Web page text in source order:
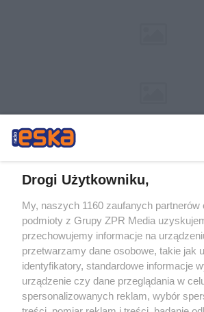
Żaden utwór zamieszczony w serwisie nie może
rozpowszechniany lub dalej rozpowszechniany w
tym także elektroniczny lub mechaniczny) na
eksploatacji w jakiejkolwiek formie, włącznie z
bez pisemnej zgody właściciela praw. Jakiekolwiek
wykorzystanie utworów w całości lub w części z
bez właściwej zgody, jest zabronione pod groźbą
prawnie.
Drogi Użytkowniku,
My, naszych 1160 zaufanych partnerów
podmioty z Grupy ZPR Media
przechowujemy informacje na
przetwarzamy dane osobowe, takie jak
identyfikatory, standardowe informacje
urządzenie czy dane przeglądania w
spersonalizowanych reklam, wybór